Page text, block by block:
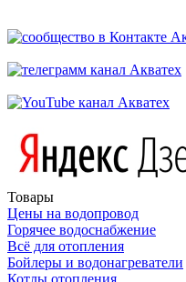
Товары
Цены на водопровод
Горячее водоснабжение
Всё для отопления
Бойлеры и водонагреватели